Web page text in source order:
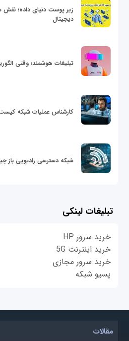
دیجیتال
تبلیغات هوشمند؛ وقتی
کارشناس عملیات شبکه
شبکه دسترسی رادیویی باز
تبلیغات لینکی
خرید سرور HP
خرید اینترنت 5G
خرید سرور مجازی
پسیو شبکه
مقالات